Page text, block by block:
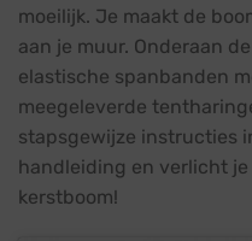
moeilijk. Je maakt de
aan je muur. Onderaan
elastische spanbanden
meegeleverde
stapsgewijze instructies
handleiding en verlicht
kerstboom!